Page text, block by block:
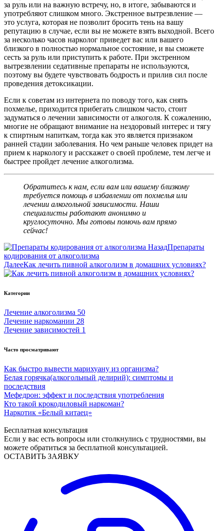
за руль или на важную встречу, но, в итоге, забываются и
употребляют слишком много. Экстренное вытрезвление —
это услуга, которая не позволит бросить тень на вашу
репутацию в случае, если вы не можете взять выходной. Всего
за несколько часов нарколог приведет вас или вашего
близкого в полностью нормальное состояние, и вы сможете
сесть за руль или приступить к работе. При экстренном
вытрезвлении седативные препараты не используются,
поэтому вы будете чувствовать бодрость и прилив сил после
проведения детоксикации.
Если к советам из интернета по поводу того, как снять
похмелье, приходится прибегать слишком часто, стоит
задуматься о лечении зависимости от алкоголя. К сожалению,
многие не обращают внимание на нездоровый интерес и тягу
к спиртным напиткам, тогда как это является признаком
ранней стадии заболевания. Но чем раньше человек придет на
прием к наркологу и расскажет о своей проблеме, тем легче и
быстрее пройдет лечение алкоголизма.
Обратитесь к нам, если вам или вашему близкому
требуется помощь в избавлении от похмелья или
лечении алкогольной зависимости. Наши
специалисты работают анонимно и
круглосуточно. Мы готовы помочь вам прямо
сейчас!
НазадПрепараты
кодирования от алкоголизма
ДалееКак лечить пивной алкоголизм в домашних условиях?
Категории
Лечение алкоголизма 50
Лечение наркомании 28
Лечение зависимостей 1
Часто просматривают
Как быстро вывести марихуану из организма?
Белая горячка(алкогольный делирий): симптомы и
последствия
Мефедрон: эффект и последствия употребления
Кто такой крокодиловый наркоман?
Наркотик «Белый китаец»
Бесплатная консультация
Если у вас есть вопросы или столкнулись с трудностями, вы
можете обратиться за бесплатной консультацией.
ОСТАВИТЬ ЗАЯВКУ